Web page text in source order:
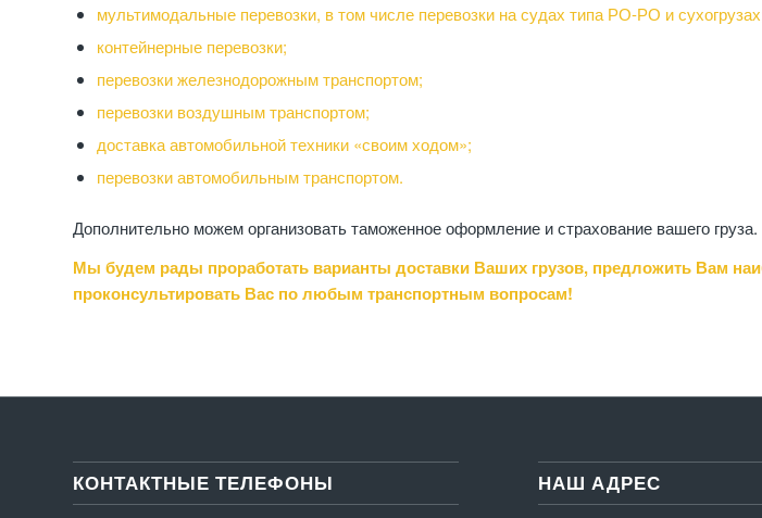
мультимодальные перевозки, в том числе перевозки на судах типа РО-РО и
контейнерные перевозки;
перевозки железнодорожным транспортом;
перевозки воздушным транспортом;
доставка автомобильной техники «своим ходом»;
перевозки автомобильным транспортом.
Дополнительно можем организовать таможенное оформление и страхование вашего груза.
Мы будем рады проработать варианты доставки Ваших грузов, предложить Вам
проконсультировать Вас по любым транспортным вопросам!
КОНТАКТНЫЕ ТЕЛЕФОНЫ НАШ АДРЕС